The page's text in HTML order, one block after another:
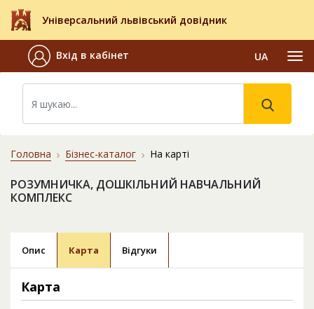
Універсальний львівський довідник
Вхід в кабінет UA
Головна Бізнес-каталог На карті
РОЗУМНИЧКА, ДОШКІЛЬНИЙ НАВЧАЛЬНИЙ
КОМПЛЕКС
Опис Карта Відгуки
Карта